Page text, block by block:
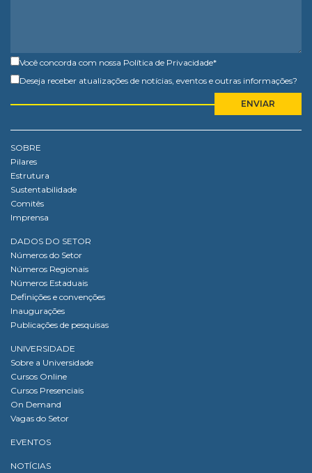
Você concorda com nossa Política de Privacidade*
Deseja receber atualizações de notícias, eventos e outras informações?
SOBRE
Pilares
Estrutura
Sustentabilidade
Comitês
Imprensa
DADOS DO SETOR
Números do Setor
Números Regionais
Números Estaduais
Definições e convenções
Inaugurações
Publicações de pesquisas
UNIVERSIDADE
Sobre a Universidade
Cursos Online
Cursos Presenciais
On Demand
Vagas do Setor
EVENTOS
NOTÍCIAS